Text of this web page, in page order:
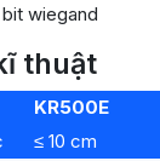
wiegand
thuật
KR500E
≤ 10 cm